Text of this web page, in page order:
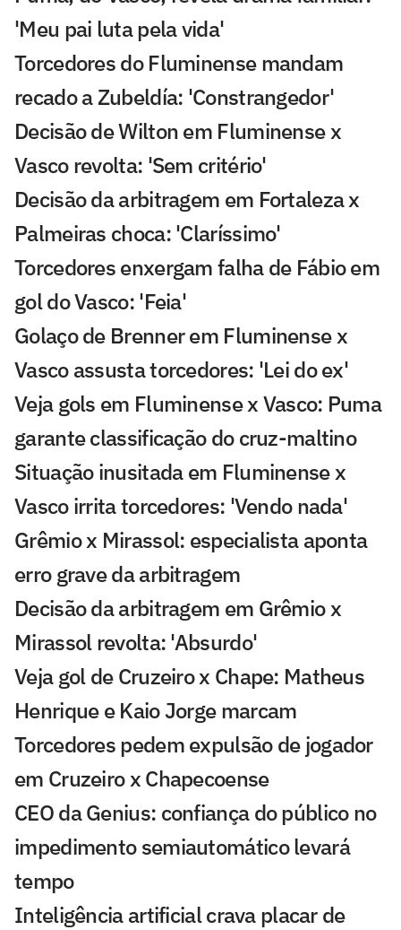
'Meu pai luta pela vida'
Torcedores do Fluminense mandam
recado a Zubeldía: 'Constrangedor'
Decisão de Wilton em Fluminense x
Vasco revolta: 'Sem critério'
Decisão da arbitragem em Fortaleza x
Palmeiras choca: 'Claríssimo'
Torcedores enxergam falha de Fábio em
gol do Vasco: 'Feia'
Golaço de Brenner em Fluminense x
Vasco assusta torcedores: 'Lei do ex'
Veja gols em Fluminense x Vasco: Puma
garante classificação do cruz-maltino
Situação inusitada em Fluminense x
Vasco irrita torcedores: 'Vendo nada'
Grêmio x Mirassol: especialista aponta
erro grave da arbitragem
Decisão da arbitragem em Grêmio x
Mirassol revolta: 'Absurdo'
Veja gol de Cruzeiro x Chape: Matheus
Henrique e Kaio Jorge marcam
Torcedores pedem expulsão de jogador
em Cruzeiro x Chapecoense
CEO da Genius: confiança do público no
impedimento semiautomático levará
tempo
Inteligência artificial crava placar de